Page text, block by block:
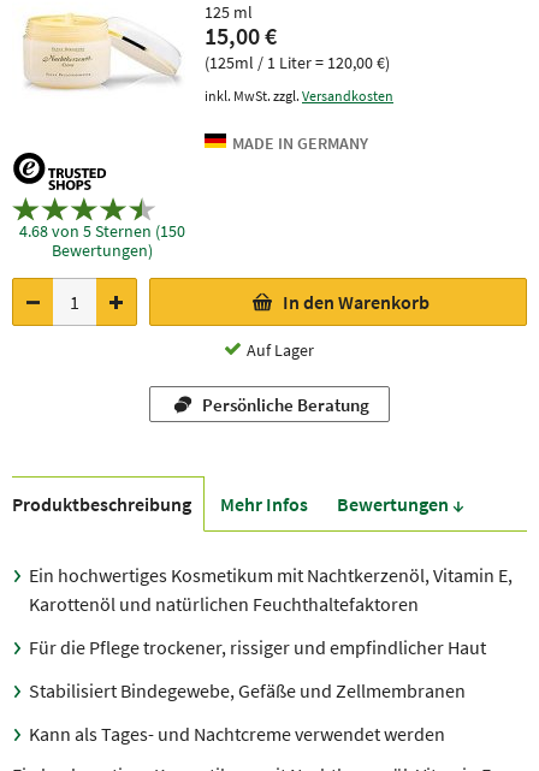
4.68 von 5 Sternen (150
Bewertungen)
125 ml
15,00 €
(125ml / 1 Liter = 120,00 €)
inkl. MwSt. zzgl. Versandkosten
In den Warenkorb
Auf Lager
Persönliche Beratung
Produkt­beschreibung Mehr Infos Bewer­tungen ↓
Ein hochwertiges Kosmetikum mit Nachtkerzenöl, Vitamin E,
Karottenöl und natürlichen Feuchthaltefaktoren
Für die Pflege trockener, rissiger und empfindlicher Haut
Stabilisiert Bindegewebe, Gefäße und Zellmembranen
Kann als Tages- und Nachtcreme verwendet werden